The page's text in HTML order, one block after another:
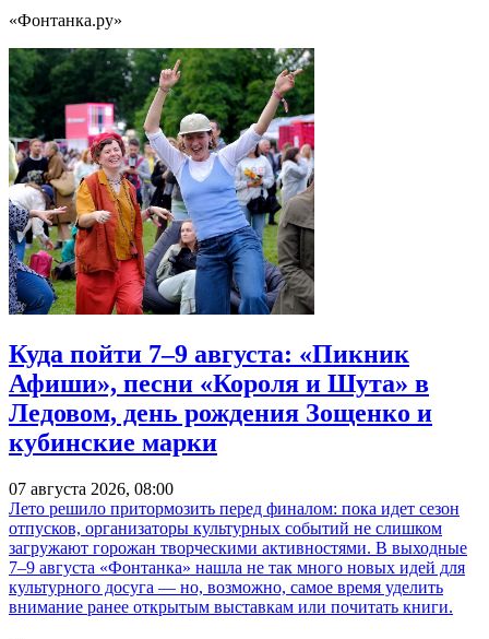
«Фонтанка.ру»
Куда пойти 7–9 августа: «Пикник
Афиши», песни «Короля и Шута» в
Ледовом, день рождения Зощенко и
кубинские марки
07 августа 2026, 08:00
Лето решило притормозить перед финалом: пока идет сезон
отпусков, организаторы культурных событий не слишком
загружают горожан творческими активностями. В выходные
7–9 августа «Фонтанка» нашла не так много новых идей для
культурного досуга — но, возможно, самое время уделить
внимание ранее открытым выставкам или почитать книги.